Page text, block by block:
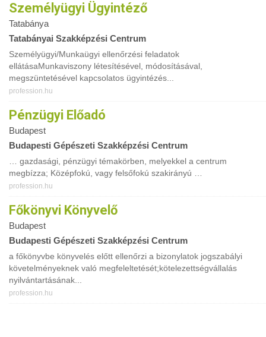
Személyügyi Ügyintéző
Tatabánya
Tatabányai Szakképzési Centrum
Személyügyi/Munkaügyi ellenőrzési feladatok
ellátásaMunkaviszony létesítésével, módosításával,
megszüntetésével kapcsolatos ügyintézés...
profession.hu
Pénzügyi Előadó
Budapest
Budapesti Gépészeti Szakképzési Centrum
… gazdasági, pénzügyi témakörben, melyekkel a centrum
megbízza; Középfokú, vagy felsőfokú szakirányú …
profession.hu
Főkönyvi Könyvelő
Budapest
Budapesti Gépészeti Szakképzési Centrum
a főkönyvbe könyvelés előtt ellenőrzi a bizonylatok jogszabályi
követelményeknek való megfeleltetését;kötelezettségvállalás
nyilvántartásának...
profession.hu